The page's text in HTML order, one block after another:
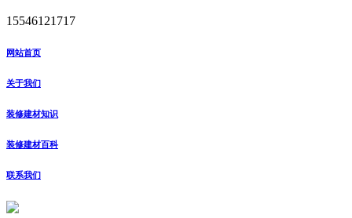
15546121717
网站首页
关于我们
装修建材知识
装修建材百科
联系我们